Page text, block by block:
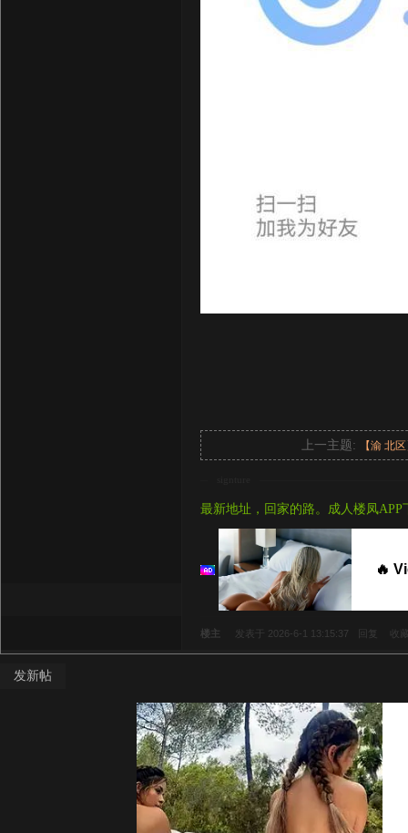
上一主题: 【渝 北
最新地址，回家的路。成人楼凤APP
🔥
楼主 发表于 2026-6-1 13:15:37 回复 收
发新帖